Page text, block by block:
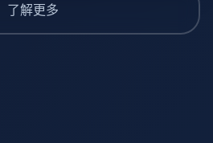
了解更多